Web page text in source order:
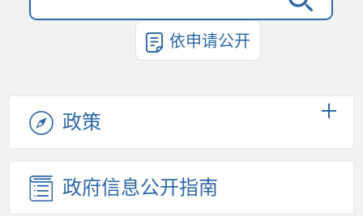
依申请公开
政策
政府信息公开指南